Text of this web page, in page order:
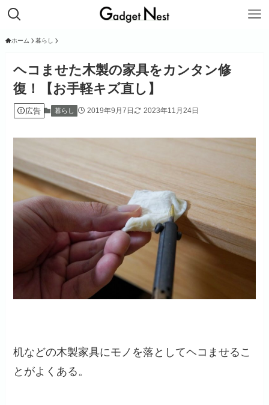
ホーム 暮らし
ヘコませた木製の家具をカンタン修
復！【お手軽キズ直し】
広告 暮らし 2019年9月7日 2023年11月24日
机などの木製家具にモノを落としてヘコませるこ
とがよくある。